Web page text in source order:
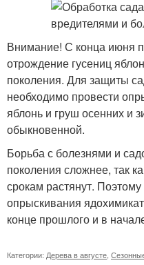
Внимание! С конца июня
отрождение гусениц
поколения. Для защиты
необходимо провести
яблонь и груш осенних и
обыкновенной.
Борьба с болезнями и
поколения сложнее, так
срокам растянут.
опрыскивания
конце прошлого и в
Категории: Дерева в августе